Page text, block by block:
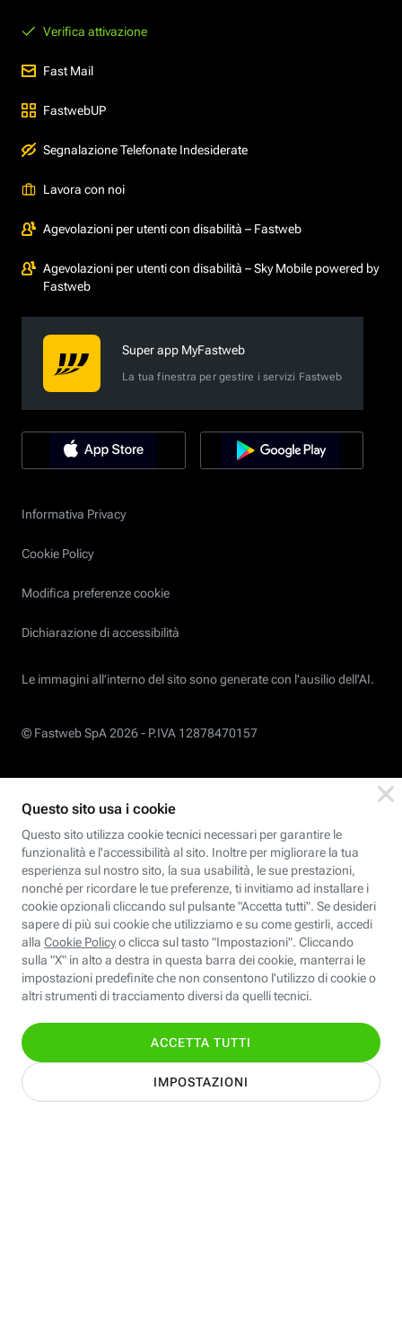
Verifica attivazione
Fast Mail
FastwebUP
Segnalazione Telefonate Indesiderate
Lavora con noi
Agevolazioni per utenti con disabilità – Fastweb
Agevolazioni per utenti con disabilità – Sky Mobile powered by
Fastweb
Super app MyFastweb
La tua finestra per gestire i servizi Fastweb
Informativa Privacy
Cookie Policy
Modifica preferenze cookie
Dichiarazione di accessibilità
Le immagini all’interno del sito sono generate con l'ausilio dell'AI.
© Fastweb SpA 2026 - P.IVA 12878470157